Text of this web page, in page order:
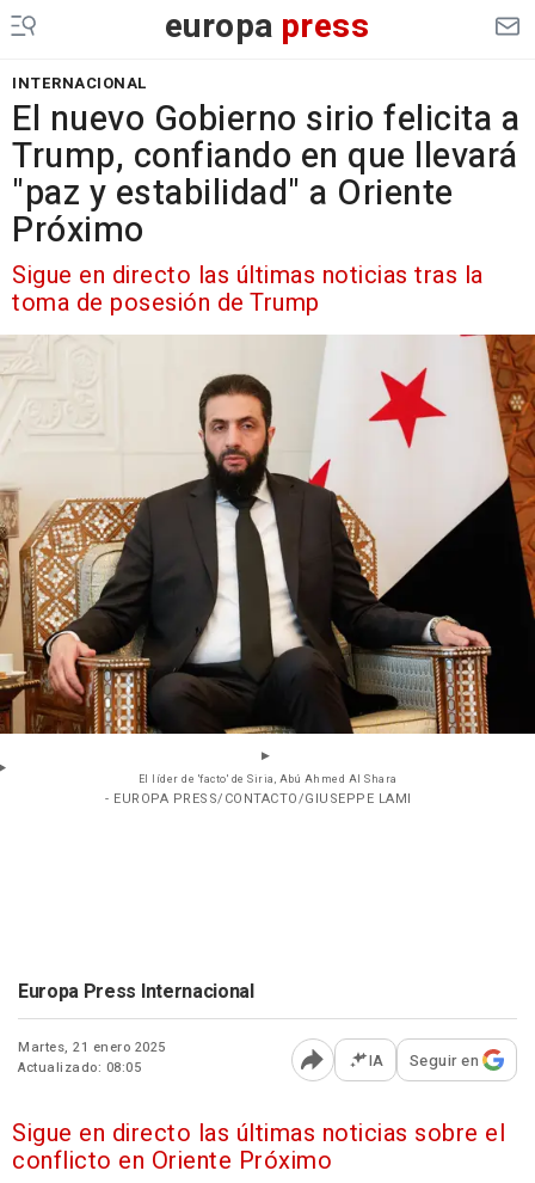
europa press
INTERNACIONAL
El nuevo Gobierno sirio felicita a
Trump, confiando en que llevará
"paz y estabilidad" a Oriente
Próximo
Sigue en directo las últimas noticias tras la
toma de posesión de Trump
El líder de 'facto' de Siria, Abú Ahmed Al Shara
- EUROPA PRESS/CONTACTO/GIUSEPPE LAMI
Europa Press Internacional
Martes, 21 enero 2025
Actualizado: 08:05
Abrir opciones para
IA Seguir en
Sigue en directo las últimas noticias sobre el
conflicto en Oriente Próximo